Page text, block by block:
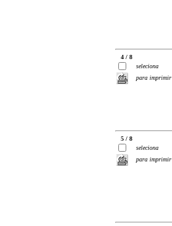
4 / 8
seleciona
para imprimir
5 / 8
seleciona
para imprimir